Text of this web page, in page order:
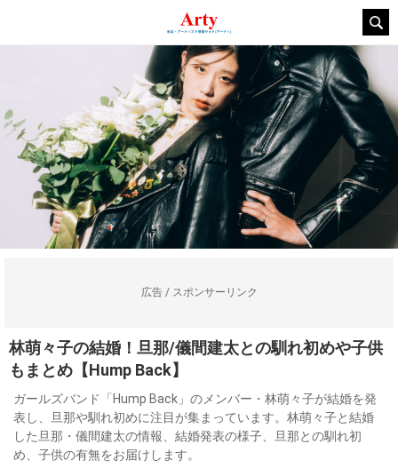
広告 / スポンサーリンク
林萌々子の結婚！旦那/儀間建太との馴れ初めや子供
もまとめ【Hump Back】
ガールズバンド「Hump Back」のメンバー・林萌々子が結婚を発
表し、旦那や馴れ初めに注目が集まっています。林萌々子と結婚
した旦那・儀間建太の情報、結婚発表の様子、旦那との馴れ初
め、子供の有無をお届けします。